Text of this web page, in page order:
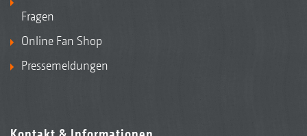
Fragen
Online Fan Shop
Pressemeldungen